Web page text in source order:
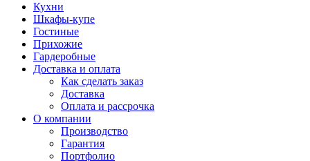
Кухни
Шкафы-купе
Гостиные
Прихожие
Гардеробные
Доставка и оплата
Как сделать заказ
Доставка
Оплата и рассрочка
О компании
Производство
Гарантия
Портфолио